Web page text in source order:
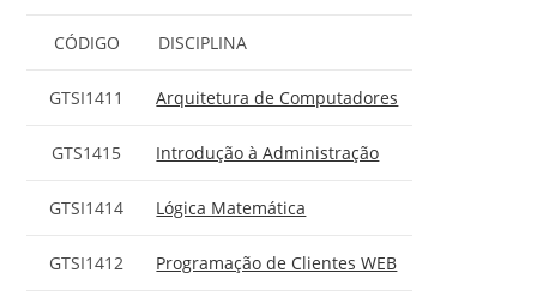
CÓDIGO DISCIPLINA
GTSI1411 Arquitetura de Computadores
GTS1415 Introdução à Administração
GTSI1414 Lógica Matemática
GTSI1412 Programação de Clientes WEB